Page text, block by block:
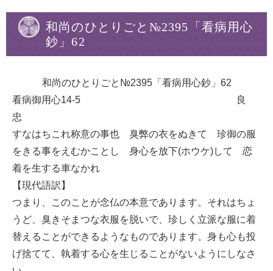
和尚のひとりごと№2395「看病用心
鈔」62
和尚のひとりごと№2395「看病用心鈔」62
看病御用心14-5 良
忠
すなはちこれ称意の事也 臭弊の衣をぬきて 珍御の服
をきる事をえむかことし 身心を放下(ホウケ)して 恋
着を生する車なかれ
【現代語訳】
つまり、このことが念仏の本意であります。それはちょ
うど、臭きそまつな衣服を脱いで、珍しく立派な服に着
替えることができるようなものであります。身も心も投
げ捨てて、執着する心を生じることがないようにしなさ